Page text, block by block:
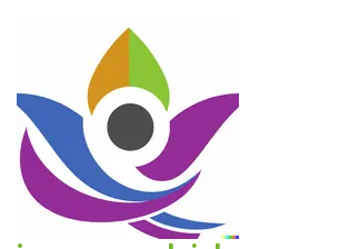
(druk
enter)